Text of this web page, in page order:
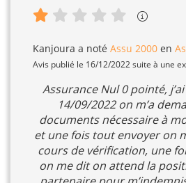
Kanjoura a noté Assu 2000 en
Avis publié le 16/12/2022 suite à une
Assurance Nul 0 pointé,
14/09/2022 on m’a
documents nécessaire à
et une fois tout envoyer on
cours de vérification, une
on me dit on attend la